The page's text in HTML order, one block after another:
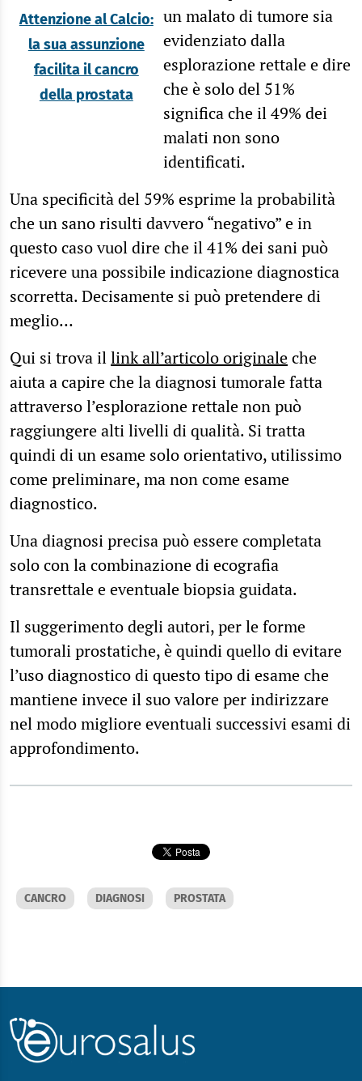
Attenzione al Calcio:
la sua assunzione
facilita il cancro
della prostata
un malato di tumore sia
evidenziato dalla
esplorazione rettale e dire
che è solo del 51%
significa che il 49% dei
malati non sono
identificati.
Una specificità del 59% esprime la probabilità
che un sano risulti davvero “negativo” e in
questo caso vuol dire che il 41% dei sani può
ricevere una possibile indicazione diagnostica
scorretta. Decisamente si può pretendere di
meglio…
Qui si trova illink all’articolo originaleche
aiuta a capire che la diagnosi tumorale fatta
attraverso l’esplorazione rettale non può
raggiungere alti livelli di qualità. Si tratta
quindi di un esame solo orientativo, utilissimo
come preliminare, ma non come esame
diagnostico.
Una diagnosi precisa può essere completata
solo con la combinazione di ecografia
transrettale e eventuale biopsia guidata.
Il suggerimento degli autori, per le forme
tumorali prostatiche, è quindi quello di evitare
l’uso diagnostico di questo tipo di esame che
mantiene invece il suo valore per indirizzare
nel modo migliore eventuali successivi esami di
approfondimento.
CANCRO DIAGNOSI PROSTATA